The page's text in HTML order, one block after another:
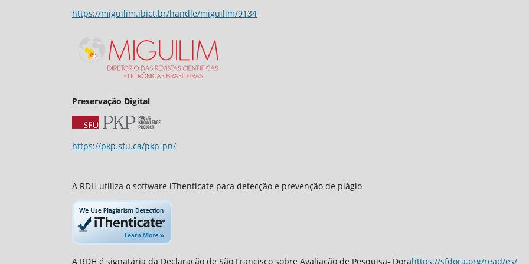
https://miguilim.ibict.br/handle/miguilim/9134
Preservação Digital
https://pkp.sfu.ca/pkp-pn/
A RDH utiliza o software iThenticate para detecção e prevenção de plágio
A RDH é signatária da Declaração de São Francisco sobre Avaliação de Pesquisa- Dorahttps://sfdora.org/read/es/